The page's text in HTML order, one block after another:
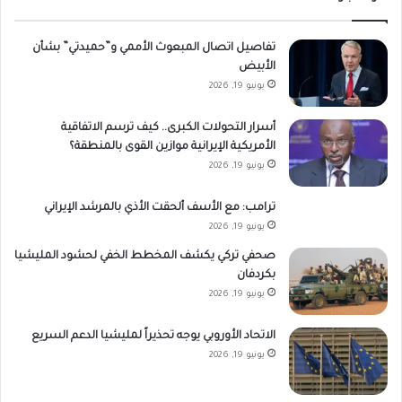
تفاصيل اتصال المبعوث الأممي و”حميدتي” بشأن
الأبيض
يونيو 19, 2026
أسرار التحولات الكبرى.. كيف ترسم الاتفاقية
الأمريكية الإيرانية موازين القوى بالمنطقة؟
يونيو 19, 2026
ترامب: مع الأسف ألحقت الأذي بالمرشد الإيراني
يونيو 19, 2026
صحفي تركي يكشف المخطط الخفي لحشود المليشيا
بكردفان
يونيو 19, 2026
الاتحاد الأوروبي يوجه تحذيراً لمليشيا الدعم السريع
يونيو 19, 2026